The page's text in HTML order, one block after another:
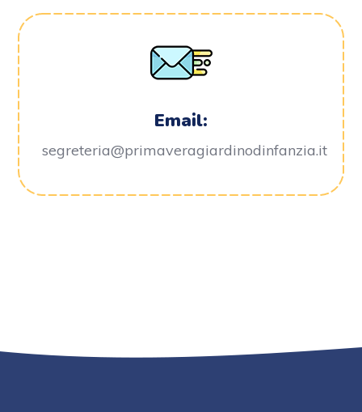
Email:
segreteria@primaveragiardinodinfanzia.it